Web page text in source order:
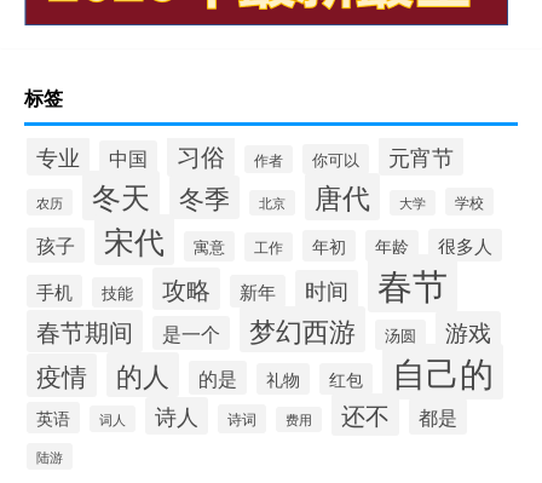
标签
专业 中国 习俗 作者 你可以 元宵节
农历 冬天 冬季 北京 唐代 大学 学校
孩子 宋代 寓意 工作 年初 年龄
很多人
手机
技能 攻略 新年 时间 春节
春节期间 是一个 梦幻西游 汤圆 游戏
疫情 的人 的是 礼物 红包 自己的
英语 词人 诗人 诗词 费用 还不 都是
陆游